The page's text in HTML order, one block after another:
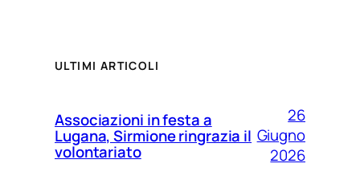
ULTIMI ARTICOLI
Associazioni in festa a
Lugana, Sirmione ringrazia il
volontariato
26
Giugno
2026